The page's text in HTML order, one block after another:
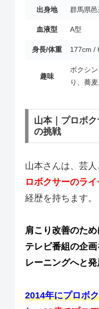
出身地 群馬県
血液型 A型
身長/体重 177cm /
趣味
ボクシ
り、蕎
山本｜プロボ
の挑戦
山本さんは、芸人
ロボクサーのラ
経歴を持ちます。
肩こり改善のため
テレビ番組の企
レーニングへと発
2014年にプロボ